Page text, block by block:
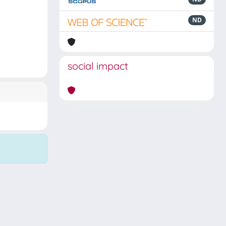
ND
social impact